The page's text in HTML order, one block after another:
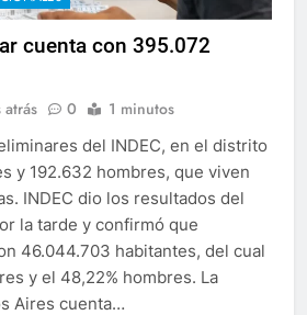
cuenta con 395.072
0 1 minutos
del INDEC, en el distrito
y 192.632 hombres, que viven
INDEC dio los resultados del
la tarde y confirmó que
46.044.703 habitantes, del cual
y el 48,22% hombres. La
Aires cuenta…